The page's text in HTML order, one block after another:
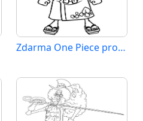
Zdarma One Piece pro Malé Děti